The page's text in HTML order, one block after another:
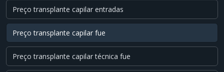
Preço transplante capilar entradas
Preço transplante capilar fue
Preço transplante capilar técnica fue